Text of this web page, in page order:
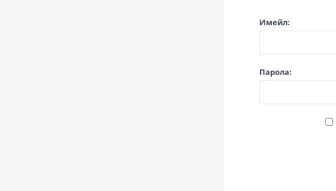
Имейл:
Парола: